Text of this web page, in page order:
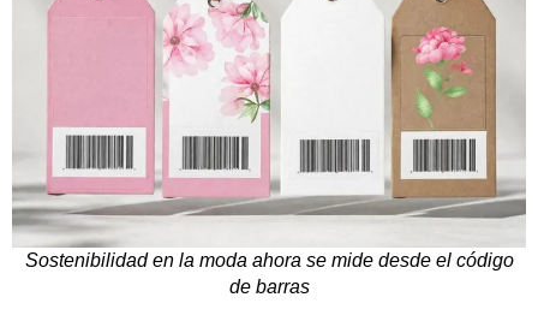
Sostenibilidad en la moda ahora se mide desde el código
de barras